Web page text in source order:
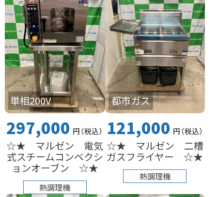
単相200V
297,000 円（税込）
☆★ マルゼン 電気
式スチームコンベクシ
ョンオーブン ☆★
熱調理機
都市ガス
121,000 円（税込）
☆★ マルゼン 二槽
ガスフライヤー ☆★
熱調理機